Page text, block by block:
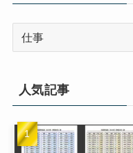
ー
人気記事